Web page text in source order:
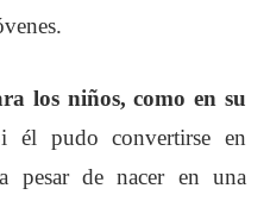
los niños, como en su
él pudo convertirse en
pesar de nacer en una